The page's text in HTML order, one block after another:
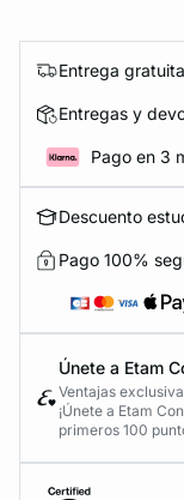
Entrega
Entregas y
Pago en 3
Descuento
Pago 100%
Únete a Etam
Ventajas
¡Únete a Etam
primeros 100